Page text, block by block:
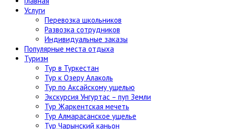
Услуги
Перевозка школьников
Развозка сотрудников
Индивидуальные заказы
Популярные места отдыха
Туризм
Тур в Туркестан
Тур к Озеру Алаколь
Тур по Аксайскому ущелью
Экскурсия Унгуртас – пуп Земли
Тур Жаркентская мечеть
Тур Алмарасанское ущелье
Тур Чарынский каньон